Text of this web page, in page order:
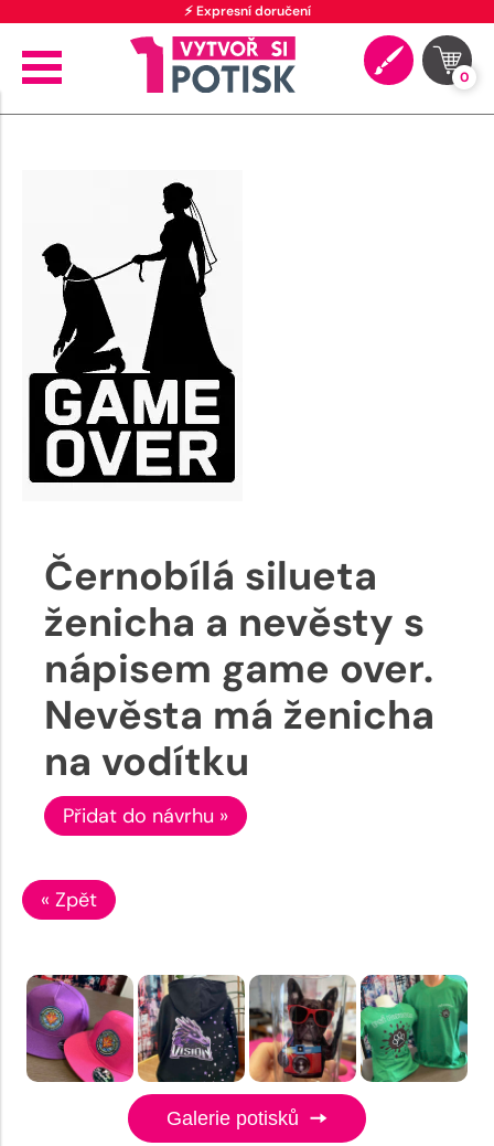
⚡ Expresní doručení
0
Černobílá silueta
ženicha a nevěsty s
nápisem game over.
Nevěsta má ženicha
na vodítku
Přidat do návrhu »
« Zpět
Galerie potisků